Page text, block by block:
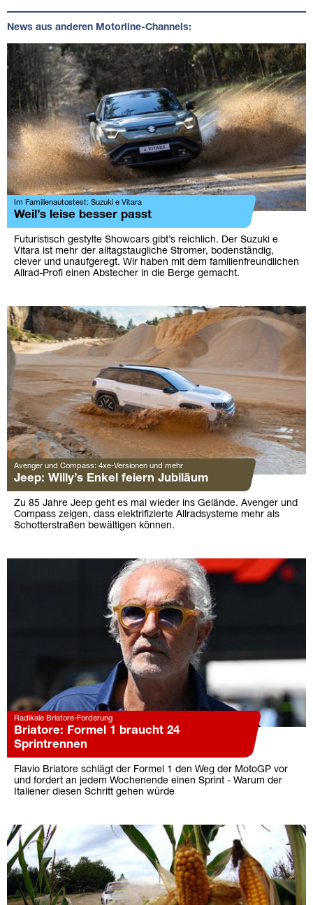
News aus anderen Motorline-Channels:
Im Familienautostest: Suzuki e Vitara
Weil’s leise besser passt
Futuristisch gestylte Showcars gibt’s reichlich. Der Suzuki e
Vitara ist mehr der alltagstaugliche Stromer, bodenständig,
clever und unaufgeregt. Wir haben mit dem familienfreundlichen
Allrad-Profi einen Abstecher in die Berge gemacht.
Avenger und Compass: 4xe-Versionen und mehr
Jeep: Willy’s Enkel feiern Jubiläum
Zu 85 Jahre Jeep geht es mal wieder ins Gelände. Avenger und
Compass zeigen, dass elektrifizierte Allradsysteme mehr als
Schotterstraßen bewältigen können.
Radikale Briatore-Forderung
Briatore: Formel 1 braucht 24
Sprintrennen
Flavio Briatore schlägt der Formel 1 den Weg der MotoGP vor
und fordert an jedem Wochenende einen Sprint - Warum der
Italiener diesen Schritt gehen würde